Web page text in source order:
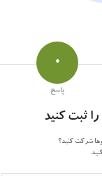
0
پاسخ
ثبت کنید
شرکت کنید؟